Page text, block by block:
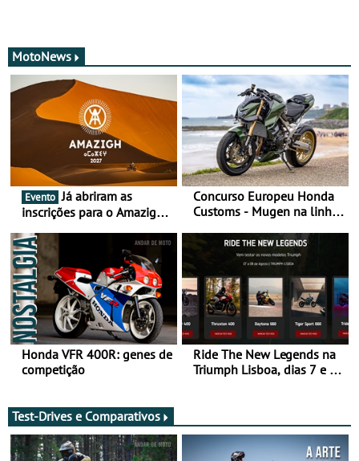
MotoNews
Evento Já abriram as
inscrições para o Amazigh
Marrocos, de 23 abril a 1
maio - The ultimate
experience in Morocco
Concurso Europeu Honda
Customs - Mugen na linha
ganhar
Honda VFR 400R: genes de
competição
Ride The New Legends na
Triumph Lisboa, dias 7 e 8
Test-Drives e Comparativos